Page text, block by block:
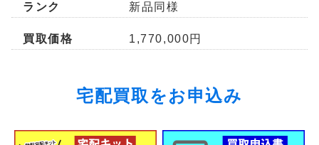
ランク 新品同様
買取価格 1,770,000円
宅配買取をお申込み